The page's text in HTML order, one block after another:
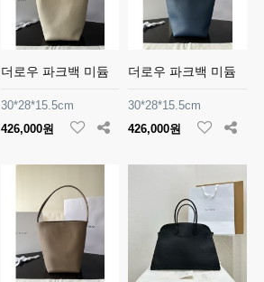
더로우 파크백 미듐
30*28*15.5cm
426,000원
더로우 파크백 미듐
30*28*15.5cm
426,000원